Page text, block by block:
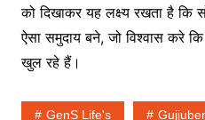
को दिखाकर यह लक्ष्य रखता है कि
ऐसा समुदाय बने, जो विश्वास करे
खुल रहे हैं।
GenS Life's